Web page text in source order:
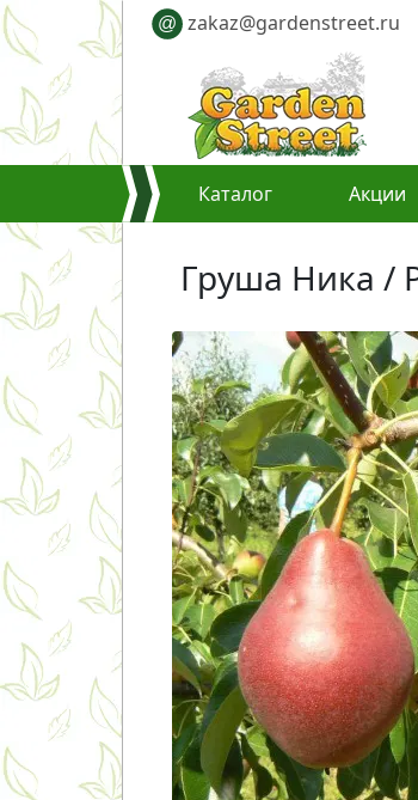
@ zakaz@gardenstreet.ru
Каталог Акции
Груша Ника /